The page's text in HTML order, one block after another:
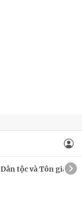
Dân tộc và Tôn giáo